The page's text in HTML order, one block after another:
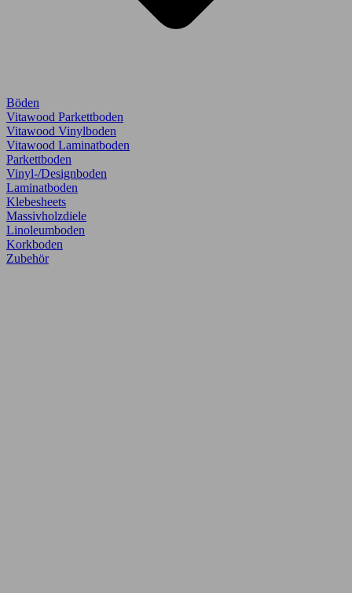
Böden
Vitawood Parkettboden
Vitawood Vinylboden
Vitawood Laminatboden
Parkettboden
Vinyl-/Designboden
Laminatboden
Klebesheets
Massivholzdiele
Linoleumboden
Korkboden
Zubehör